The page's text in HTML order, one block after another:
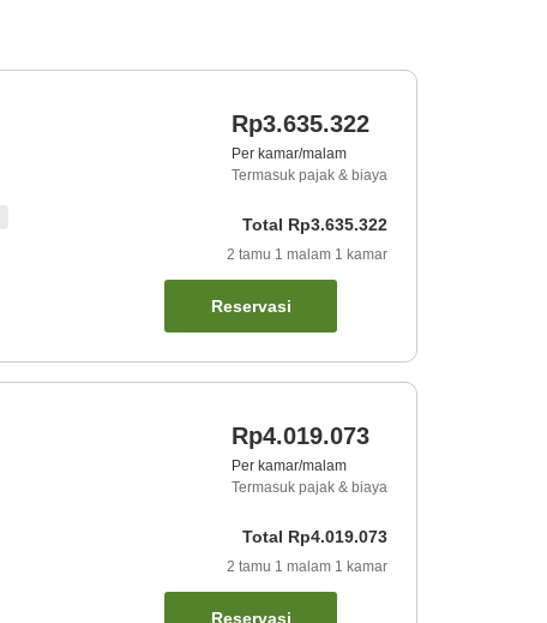
Rp3.635.322
Per kamar/malam
Termasuk pajak & biaya
Total Rp3.635.322
2 tamu 1 malam 1 kamar
Reservasi
Rp4.019.073
Per kamar/malam
Termasuk pajak & biaya
Total Rp4.019.073
2 tamu 1 malam 1 kamar
Reservasi